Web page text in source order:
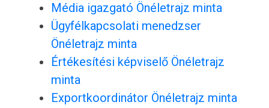
Média igazgató Önéletrajz minta
Ügyfélkapcsolati menedzser
Önéletrajz minta
Értékesítési képviselő Önéletrajz
minta
Exportkoordinátor Önéletrajz minta